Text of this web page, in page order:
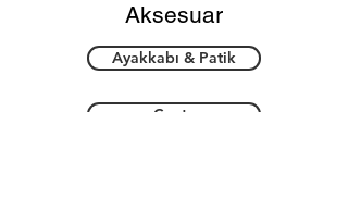
Aksesuar
Ayakkabı & Patik
Çanta